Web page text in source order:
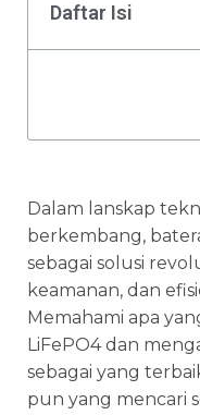
Daftar Isi
Dalam lanskap
berkembang,
sebagai solusi
keamanan, dan
Memahami apa
LiFePO4 dan
sebagai yang
pun yang mencari